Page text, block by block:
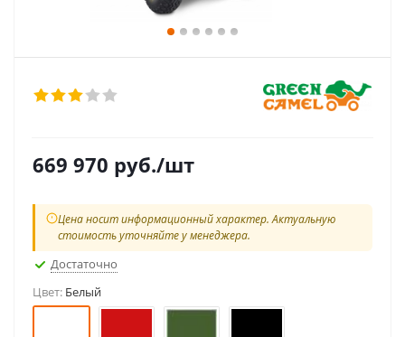
669 970 руб./шт
Цена носит информационный характер. Актуальную
стоимость уточняйте у менеджера.
Достаточно
Цвет: Белый